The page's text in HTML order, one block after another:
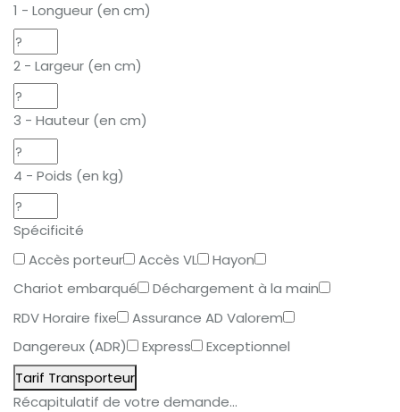
1 - Longueur (en cm)
2 - Largeur (en cm)
3 - Hauteur (en cm)
4 - Poids (en kg)
Spécificité
Accès porteur
Accès VL
Hayon
Chariot embarqué
Déchargement à la main
RDV Horaire fixe
Assurance AD Valorem
Dangereux (ADR)
Express
Exceptionnel
Tarif Transporteur
Récapitulatif de votre demande...